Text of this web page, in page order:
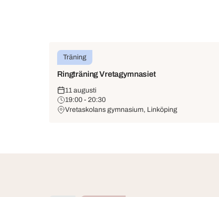
Träning
Ringträning Vretagymnasiet
11 augusti
19:00 - 20:30
Vretaskolans gymnasium, Linköping